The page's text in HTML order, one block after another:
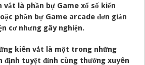
là phần bự Game xổ số kiến
phần bự Game arcade đơn giản
cơ nhưng gây nghiện.
kiên vắt là một trong những
định tuyệt đỉnh cùng thường xuyên